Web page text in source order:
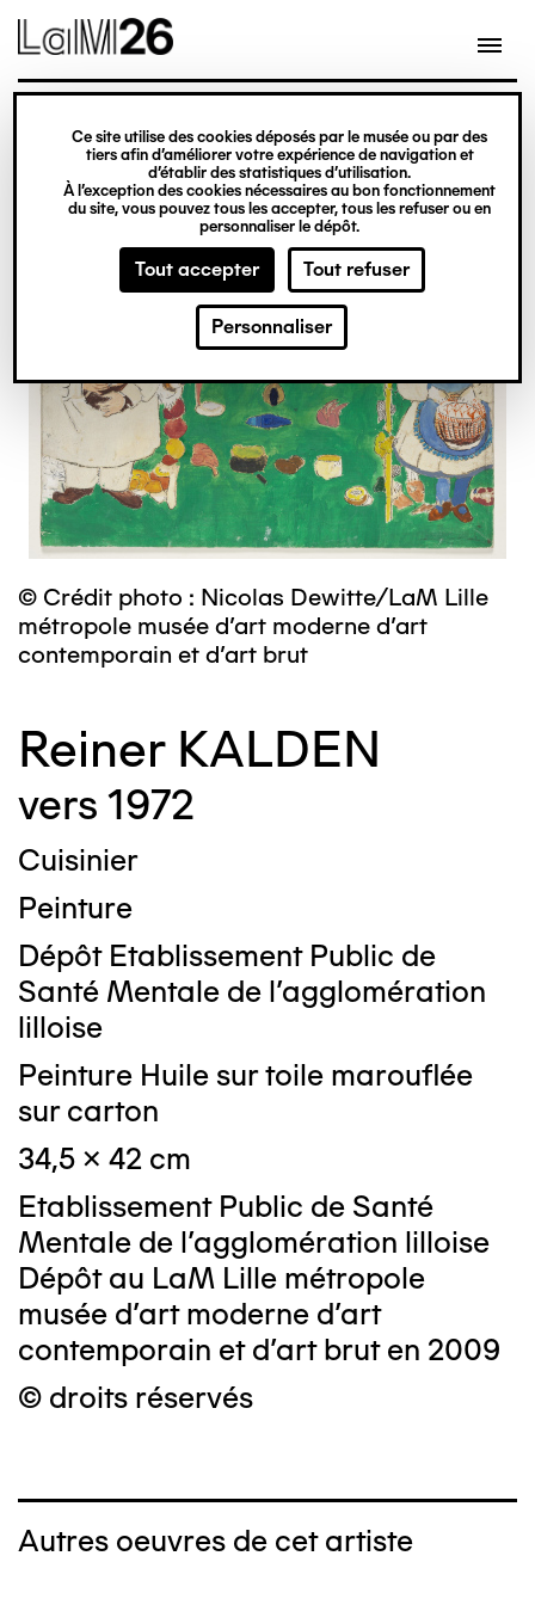
Gestion des cookies
Ce site utilise des cookies déposés par le musée ou par des
tiers afin d’améliorer votre expérience de navigation et
d’établir des statistiques d’utilisation.
À l’exception des cookies nécessaires au bon fonctionnement
du site, vous pouvez tous les accepter, tous les refuser ou en
personnaliser le dépôt.
Tout accepter Tout refuser
Personnaliser
contenu
© Crédit photo : Nicolas Dewitte/LaM Lille
métropole musée d’art moderne d’art
contemporain et d’art brut
Reiner KALDEN
vers 1972
Cuisinier
Peinture
Dépôt Etablissement Public de
Santé Mentale de l'agglomération
lilloise
Peinture Huile sur toile marouflée
sur carton
34,5 x 42 cm
Etablissement Public de Santé
Mentale de l'agglomération lilloise
Dépôt au LaM Lille métropole
musée d’art moderne d’art
contemporain et d’art brut en 2009
© droits réservés
Autres oeuvres de cet artiste